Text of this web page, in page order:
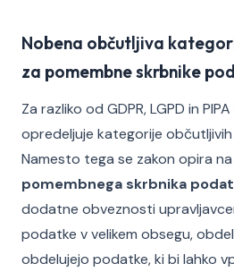
Nobena občutljiva
za pomembne skrbnike
Za razliko od GDPR, LGPD in
opredeljuje kategorije
Namesto tega se zakon opira
pomembnega skrbnika
dodatne obveznosti
podatke v velikem obsegu,
obdelujejo podatke, ki bi lahko